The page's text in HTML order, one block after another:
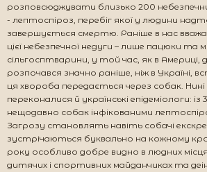
розповсюджувати близько 200
- лептоспіроз, перебіг якої у людини
завершується смертю. Раніше в нас
цієї небезпечної недуги – лише пацюки та
сільгосптварини, у той час, як в Америці,
розпочався значно раніше, ніж в Україні,
ця хвороба передається через собак. Нині
переконалися й українські епідеміологи:
нещодавно собак інфікованими
Загрозу становлять навіть собачі
зустрічаються буквально на кожному
року особливо добре видно в людних
дитячих і спортивних майданчиках та